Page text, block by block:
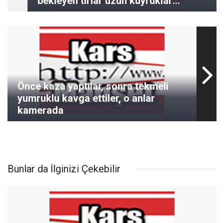
oluşturdu
Önce kaza yaptılar, sonra tekmeli
yumruklu kavga ettiler, o anlar
kamerada
Bunlar da İlginizi Çekebilir